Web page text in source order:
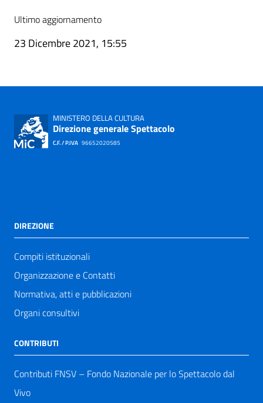
Ultimo aggiornamento
23 Dicembre 2021, 15:55
MINISTERO DELLA CULTURA
Direzione generale Spettacolo
C.F. / P.IVA 96652020585
DIREZIONE
Compiti istituzionali
Organizzazione e Contatti
Normativa, atti e pubblicazioni
Organi consultivi
CONTRIBUTI
Contributi FNSV – Fondo Nazionale per lo Spettacolo dal
Vivo